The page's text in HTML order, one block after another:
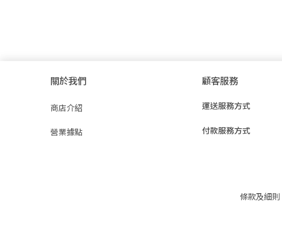
關於我們
商店介紹
營業據點
顧客服務
運送服務方式
付款服務方式
條款及細則